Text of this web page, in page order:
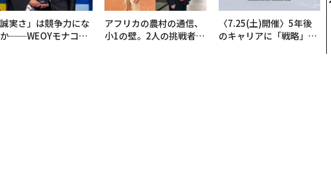
誠実さ」は競争力にな
──WEOYモナコで
アフリカの農村の通信、
小1の壁。2人の挑戦者が
〈7.25(土)開催〉5年後
のキャリアに「戦略」は